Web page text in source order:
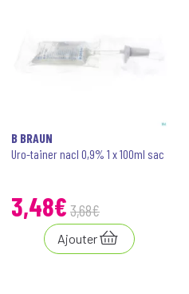
B BRAUN
Uro-tainer nacl 0,9% 1 x 100ml sac
3,48€ 3,68€
Ajouter